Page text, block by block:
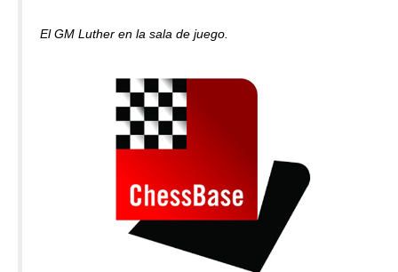
El GM Luther en la sala de juego.